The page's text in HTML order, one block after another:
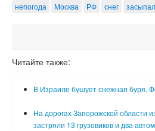
непогода
Москва РФ снег
Читайте также:
В Израиле бушует снежная буря.
На дорогах Запорожской области
застряли 13 грузовиков и два